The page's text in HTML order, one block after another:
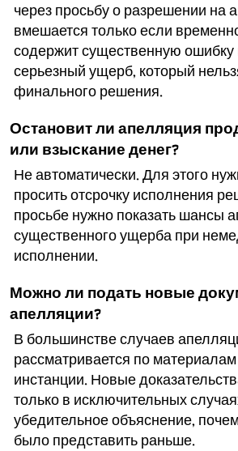
через просьбу о разрешении на
вмешается только если
содержит существенную ошибку
серьезный ущерб, который
финального решения.
Остановит ли апелляция
или взыскание денег?
Не автоматически. Для этого
просить отсрочку исполнения
просьбе нужно показать шансы
существенного ущерба при
исполнении.
Можно ли подать новые
апелляции?
В большинстве случаев
рассматривается по
инстанции. Новые
только в исключительных
убедительное объяснение,
было представить раньше.